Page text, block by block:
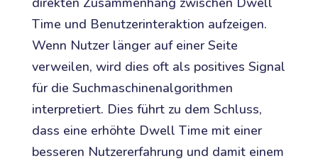
Time und Benutzerinteraktion aufzeigen.
Wenn Nutzer länger auf einer Seite
verweilen, wird dies oft als positives Signal
für die Suchmaschinenalgorithmen
interpretiert. Dies führt zu dem Schluss,
dass eine erhöhte Dwell Time mit einer
besseren Nutzererfahrung und damit einem